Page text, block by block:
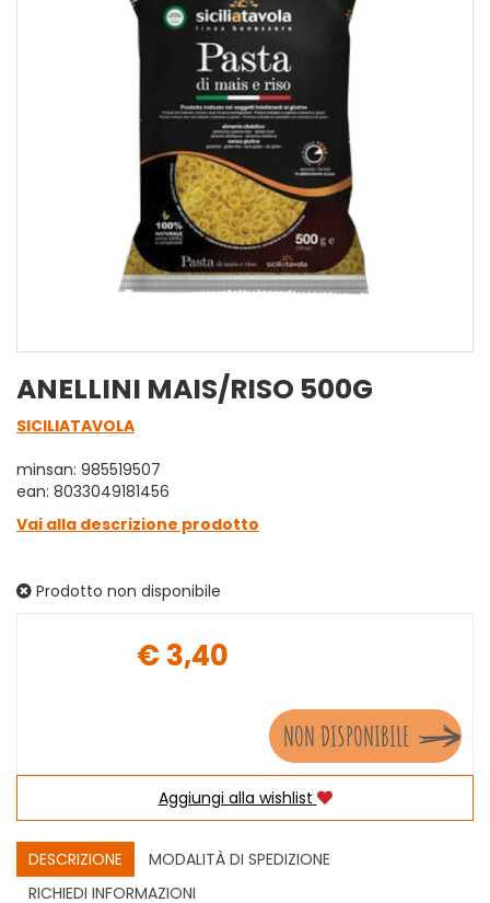
ANELLINI MAIS/RISO 500G
SICILIATAVOLA
minsan: 985519507
ean: 8033049181456
Vai alla descrizione prodotto
Prodotto non disponibile
€ 3,40
NON DISPONIBILE
Aggiungi alla wishlist
DESCRIZIONE
MODALITÀ DI SPEDIZIONE
RICHIEDI INFORMAZIONI